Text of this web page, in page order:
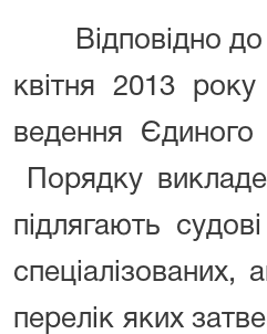
Відповідно до
квітня 2013
ведення
Порядку
підлягають
спеціалізованих,
перелік яких